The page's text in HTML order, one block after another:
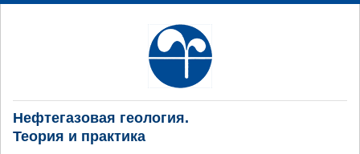
Нефтегазовая геология.
Теория и практика